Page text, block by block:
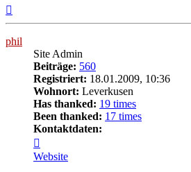
phil
Site Admin
Beiträge: 560
Registriert: 18.01.2009, 10:36
Wohnort: Leverkusen
Has thanked: 19 times
Been thanked: 17 times
Kontaktdaten:
von
phil
Website